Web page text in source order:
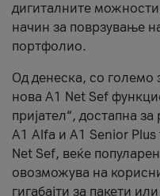
дигиталните
начин за поврзување
портфолио.
Од денеска, со големо
нова A1 Net Sef
пријател“, достапна
А1 Alfa и A1 Senior
Net Sef, веќе
овозможува на
гигабајти за пакети